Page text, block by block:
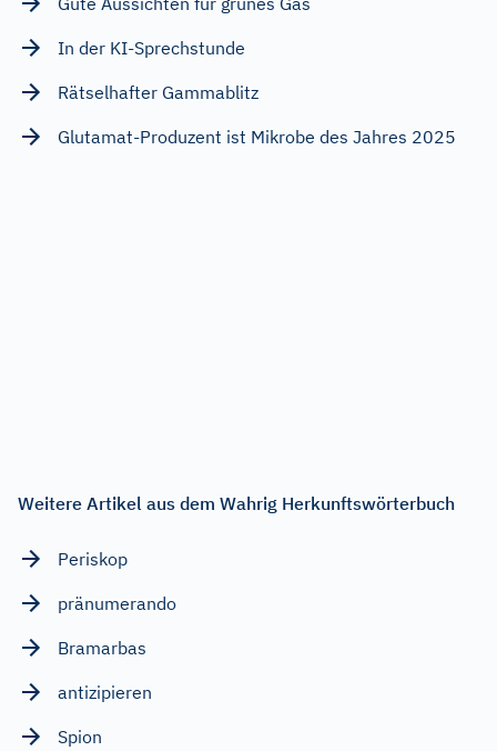
In der KI-Sprechstunde
Rätselhafter Gammablitz
Glutamat-Produzent ist Mikrobe des Jahres 2025
Weitere Artikel aus dem Wahrig Herkunftswörterbuch
Periskop
pränumerando
Bramarbas
antizipieren
Spion